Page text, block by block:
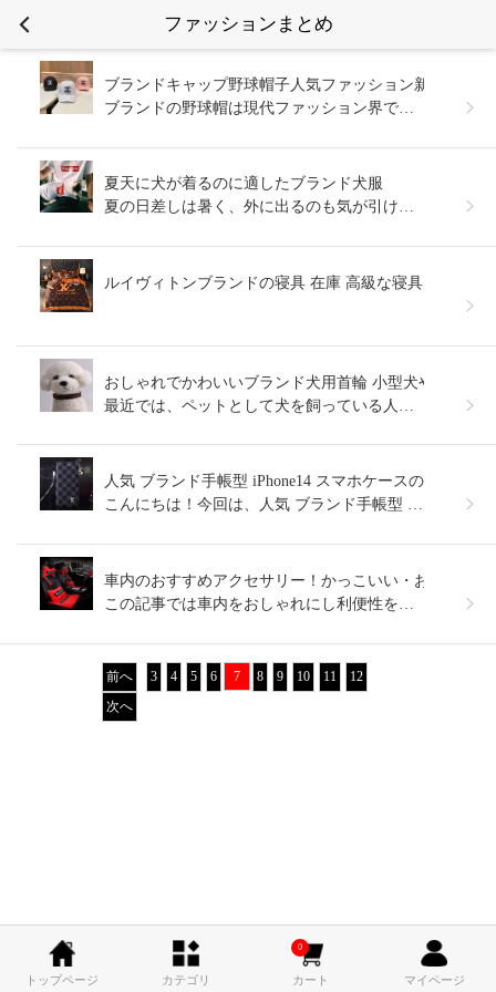
ファッションまとめ
ブランドキャップ野球帽子人気ファッション新作のブラ
ブランドの野球帽は現代ファッション界では欠かせない一部であり、多くの人の日常生活の必需品となっている。これらの近代的な野球帽は外観的には似ているかもしれないが、有名ブランドが製造し、独特のデザインと製造技術を持ち、その品質、スタイル、耐久性は他の野球帽とは比べ物にならないほど独特なブランドの野球帽がいくつかある。
夏天に犬が着るのに適したブランド犬服
夏の日差しは暑く、外に出るのも気が引ける時期ですが、犬にとっても同じです。夏の気候に合った服装を選ぶことで、犬が快適に過ごせるようになります。そこで、夏に犬が着るのに適したブランド犬服について考えてみましょう。
ルイヴィトンブランドの寝具 在庫 高級な寝具セット 超
おしゃれでかわいいブランド犬用首輪 小型犬や大型犬
人気 ブランド手帳型 iPhone14 スマホケースの魅力
こんにちは！今回は、人気 ブランド手帳型 iPhone14 スマホケースについてお話ししたいと思います。
車内のおすすめアクセサリー！かっこいい・おしゃれ
前へ 3 4 5 6 7 8 9 10 11
12
次へ
トップページ カテゴリ カート
0
マイページ